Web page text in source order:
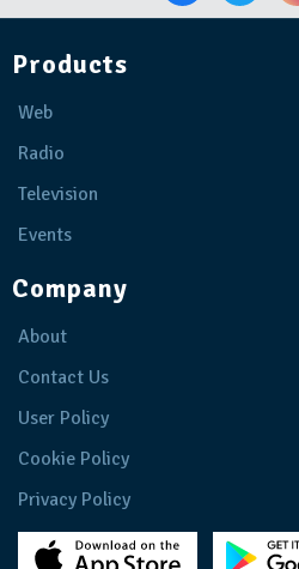
Products
Web
Radio
Television
Events
Company
About
Contact Us
User Policy
Cookie Policy
Privacy Policy